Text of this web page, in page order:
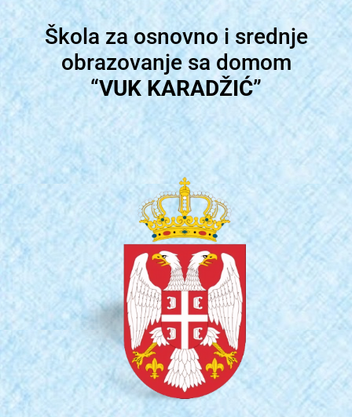
Škola za osnovno i srednje
obrazovanje sa domom
“VUK KARADŽIĆ”